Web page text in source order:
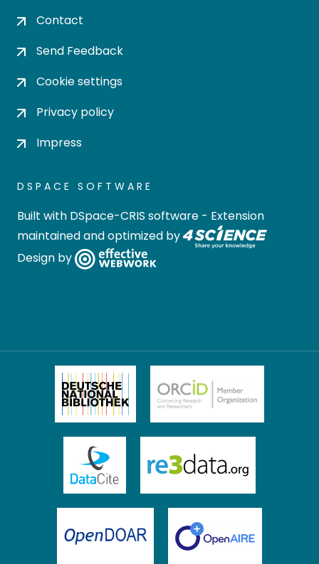
Contact
Send Feedback
Cookie settings
Privacy policy
Impress
DSPACE SOFTWARE
Built with DSpace-CRIS software - Extension
maintained and optimized by
Design by